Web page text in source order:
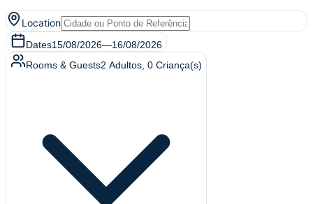
Location
Dates15/08/2026—16/08/2026
Rooms & Guests2 Adultos 0 Criança(s)